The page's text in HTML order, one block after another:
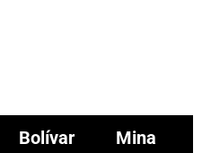
Bolívar
Mina